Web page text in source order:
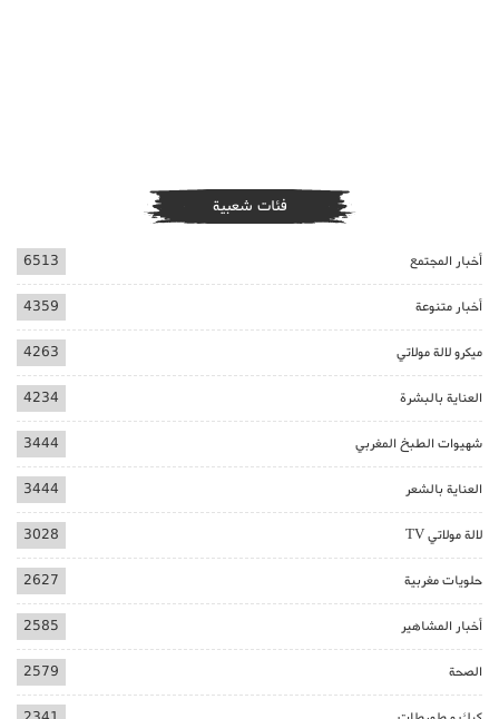
فئات شعبية
أخبار المجتمع 6513
أخبار متنوعة 4359
ميكرو لالة مولاتي 4263
العناية بالبشرة 4234
شهيوات الطبخ المغربي 3444
العناية بالشعر 3444
لالة مولاتي TV 3028
حلويات مغربية 2627
أخبار المشاهير 2585
الصحة 2579